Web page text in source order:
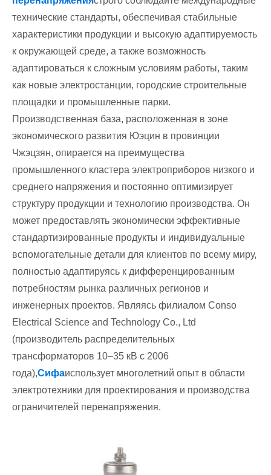
технические стандарты, обеспечивая стабильные
характеристики продукции и высокую адаптируемость
к окружающей среде, а также возможность
адаптироваться к сложным условиям работы, таким
как новые электростанции, городские строительные
площадки и промышленные парки.
Производственная база, расположенная в зоне
экономического развития Юэцин в провинции
Чжэцзян, опирается на преимущества
промышленного кластера электроприборов низкого и
среднего напряжения и постоянно оптимизирует
структуру продукции и технологию производства. Он
может предоставлять экономически эффективные
стандартизированные продукты и индивидуальные
вспомогательные детали для клиентов по всему миру,
полностью адаптируясь к дифференцированным
потребностям рынка различных регионов и
инженерных проектов. Являясь филиалом Conso
Electrical Science and Technology Co., Ltd
(производитель распределительных
трансформаторов 10–35 кВ с 2006
года),Сифаиспользует многолетний опыт в области
электротехники для проектирования и производства
ограничителей перенапряжения.